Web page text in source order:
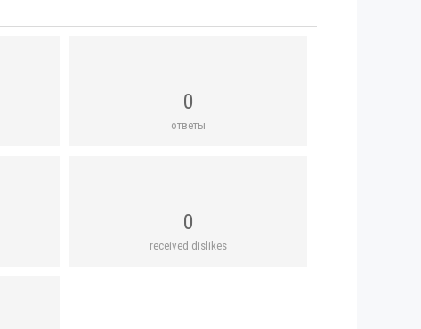
0
ответы
0
received dislikes